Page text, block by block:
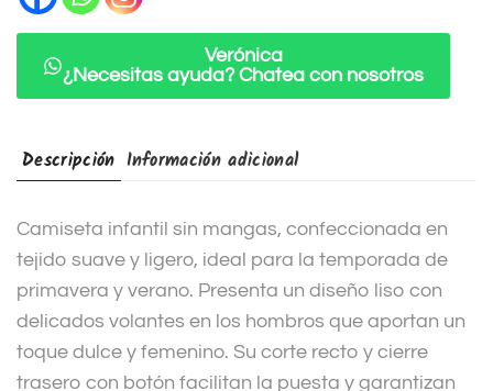
Verónica
¿Necesitas ayuda? Chatea con nosotros
Descripción Información adicional
Camiseta infantil sin mangas, confeccionada en
tejido suave y ligero, ideal para la temporada de
primavera y verano. Presenta un diseño liso con
delicados volantes en los hombros que aportan un
toque dulce y femenino. Su corte recto y cierre
trasero con botón facilitan la puesta y garantizan